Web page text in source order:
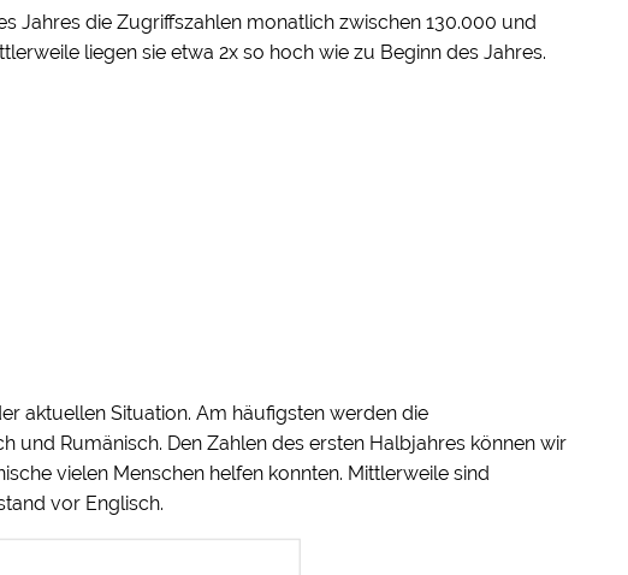
Jahres die Zugriffszahlen monatlich zwischen 130.000 und
liegen sie etwa 2x so hoch wie zu Beginn des Jahres.
aktuellen Situation. Am häufigsten werden die
Rumänisch. Den Zahlen des ersten Halbjahres können wir
vielen Menschen helfen konnten. Mittlerweile sind
vor Englisch.